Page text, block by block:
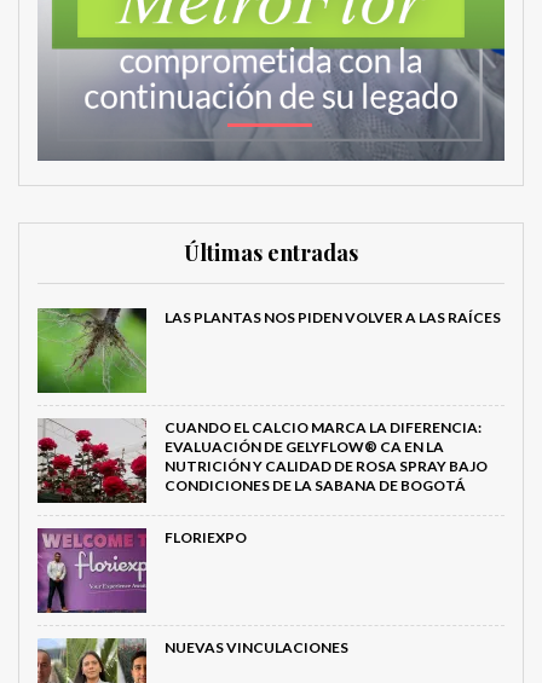
Últimas entradas
LAS PLANTAS NOS PIDEN VOLVER A LAS RAÍCES
CUANDO EL CALCIO MARCA LA DIFERENCIA:
EVALUACIÓN DE GELYFLOW® CA EN LA
NUTRICIÓN Y CALIDAD DE ROSA SPRAY BAJO
CONDICIONES DE LA SABANA DE BOGOTÁ
FLORIEXPO
NUEVAS VINCULACIONES